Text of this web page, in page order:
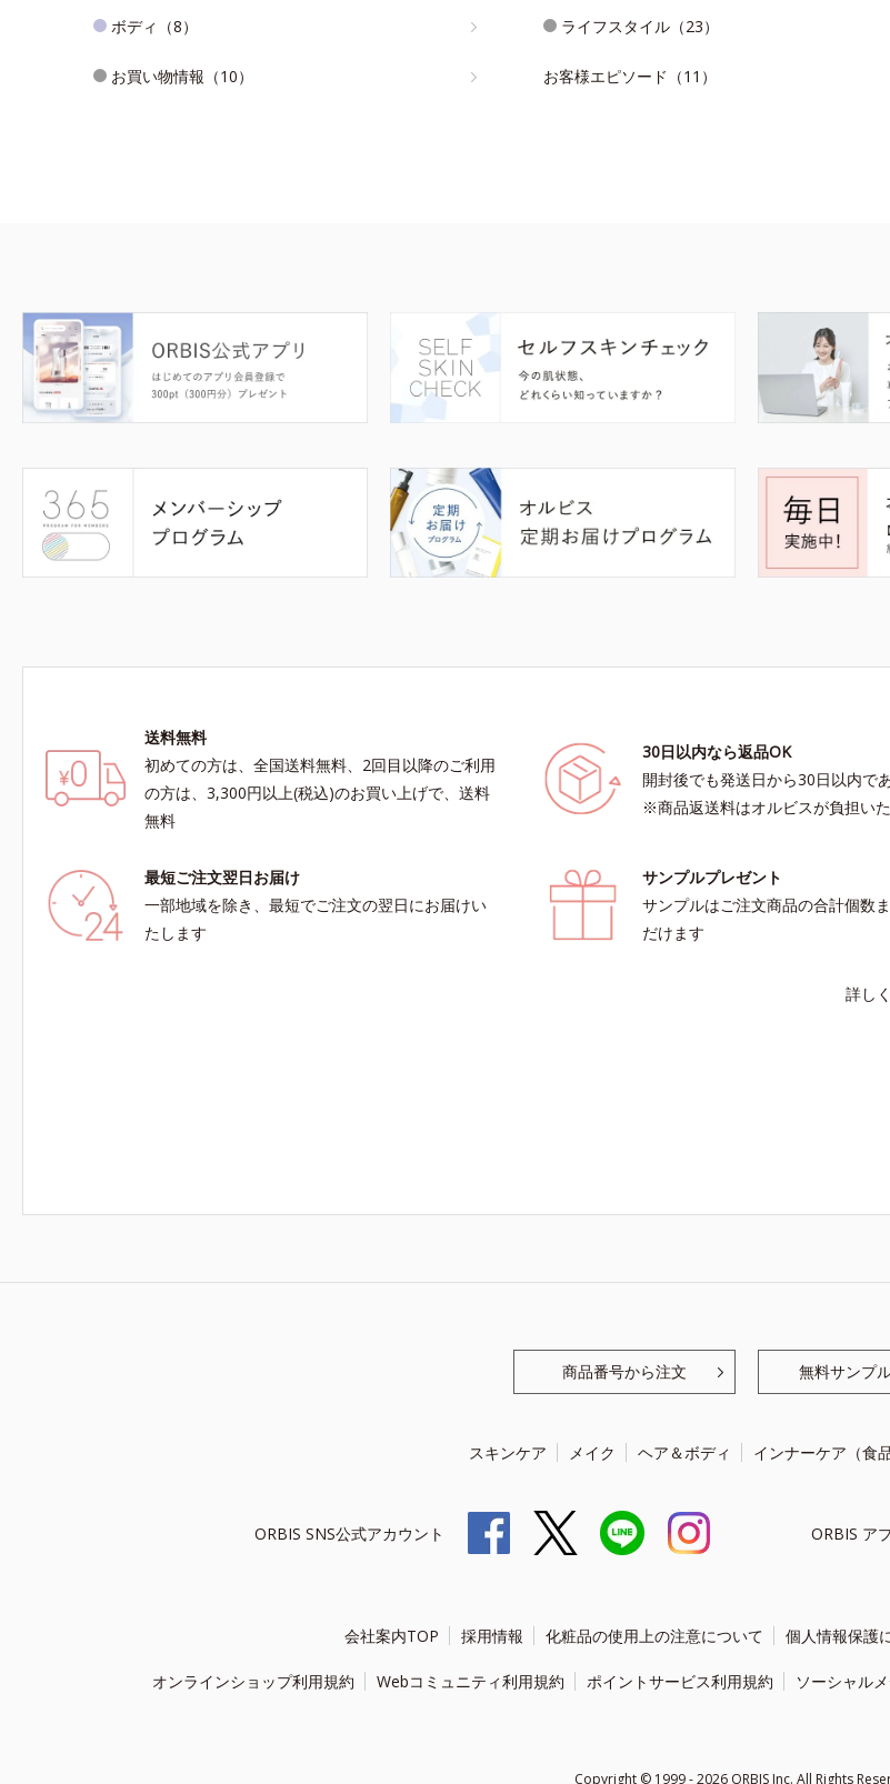
ボディ（8） ライフスタイル（23）
お買い物情報（10） お客様エピソード（11）
送料無料
初めての方は、全国送料無料、2回目以降のご利用
の方は、3,300円以上(税込)のお買い上げで、送料
無料
30日以内なら返品OK
開封後でも発送日から30日以内で
※商品返送料はオルビスが負担い
最短ご注文翌日お届け
一部地域を除き、最短でご注文の翌日にお届けい
たします
サンプルプレゼント
サンプルはご注文商品の合計個数
だけます
詳し
商品番号から注文 無料サンプ
スキンケア メイク ヘア＆ボディ インナーケア（食品
ORBIS SNS公式アカウント ORBIS ア
会社案内TOP 採用情報 化粧品の使用上の注意について 個人情報保護
オンラインショップ利用規約 Webコミュニティ利用規約 ポイントサービス利用規約 ソーシャル
Copyright © 1999 - 2026 ORBIS Inc. All Rights